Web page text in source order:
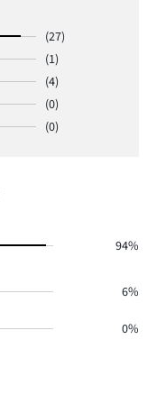
(27)
(1)
(4)
(0)
(0)
94%
6%
0%